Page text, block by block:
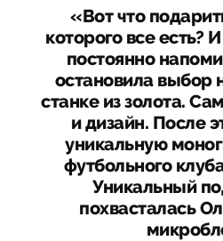
«Вот что
которого все есть?
постоянно
остановила выбор
станке из золота.
и дизайн. После
уникальную
футбольного
Уникальный
похвасталась